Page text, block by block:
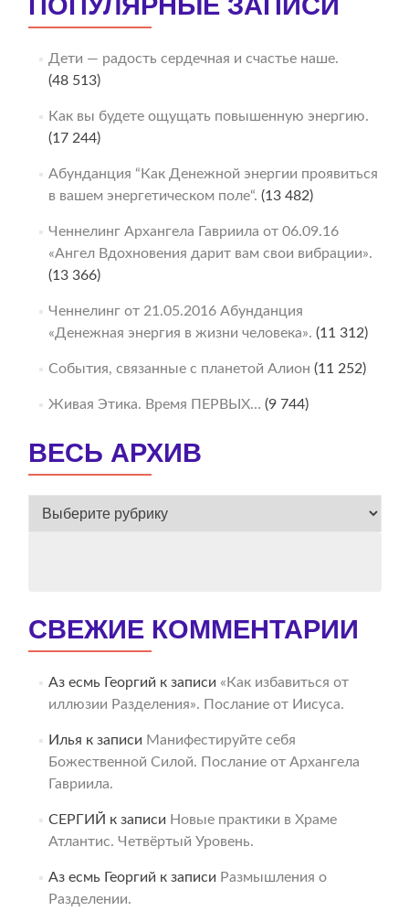
Дети — радость сердечная и счастье наше.
(48 513)
Как вы будете ощущать повышенную энергию.
(17 244)
Абунданция “Как Денежной энергии проявиться
в вашем энергетическом поле“. (13 482)
Ченнелинг Архангела Гавриила от 06.09.16
«Ангел Вдохновения дарит вам свои вибрации».
(13 366)
Ченнелинг от 21.05.2016 Абунданция
«Денежная энергия в жизни человека». (11 312)
События, связанные с планетой Алион (11 252)
Живая Этика. Время ПЕРВЫХ… (9 744)
ВЕСЬ АРХИВ
ВЕСЬ
СВЕЖИЕ КОММЕНТАРИИ
Аз есмь Георгий к записи «Как избавиться от
иллюзии Разделения». Послание от Иисуса.
Илья к записи Манифестируйте себя
Божественной Силой. Послание от Архангела
Гавриила.
СЕРГИЙ к записи Новые практики в Храме
Атлантис. Четвёртый Уровень.
Аз есмь Георгий к записи Размышления о
Разделении.